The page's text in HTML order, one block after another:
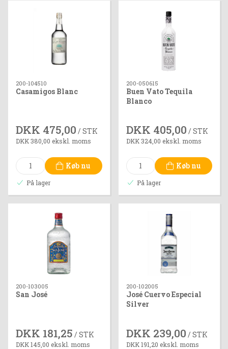
200-104510
Casamigos Blanc
DKK 475,00 / STK
DKK 380,00 ekskl. moms
Køb nu
På lager
200-050615
Buen Vato Tequila
Blanco
DKK 405,00 / STK
DKK 324,00 ekskl. moms
Køb nu
På lager
200-103005
San José
DKK 181,25 / STK
DKK 145,00 ekskl. moms
200-102005
José Cuervo Especial
Silver
DKK 239,00 / STK
DKK 191,20 ekskl. moms